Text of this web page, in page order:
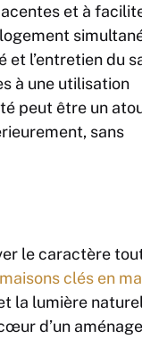
et à
l’entretien du
à une utilisation
peut être un
sans
le caractère
clés en
la lumière
d’un